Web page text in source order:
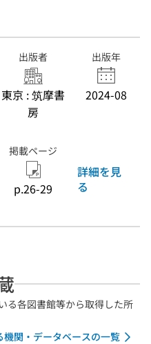
出版者
東京 : 筑摩書
房
出版年
2024-08
掲載ページ
p.26-29
詳細を見
る
る各図書館等から取得した所
機関・データベースの一覧